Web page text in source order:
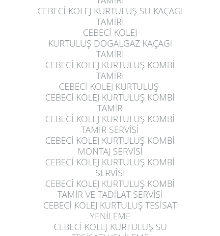
CEBECİ KOLEJ KURTULUŞ SU KAÇAGI
TAMİRİ
CEBECİ KOLEJ
KURTULUŞ DOGALGAZ KAÇAGI
TAMİRİ
CEBECİ KOLEJ KURTULUŞ KOMBİ
TAMİRİ
CEBECİ KOLEJ KURTULUŞ
CEBECİ KOLEJ KURTULUŞ KOMBİ
TAMİR
CEBECİ KOLEJ KURTULUŞ KOMBİ
TAMİR SERVİSİ
CEBECİ KOLEJ KURTULUŞ KOMBİ
MONTAJ SERVİSİ
CEBECİ KOLEJ KURTULUŞ KOMBİ
SERVİSİ
CEBECİ KOLEJ KURTULUŞ KOMBİ
TAMİR VE TADİLAT SERVİSİ
CEBECİ KOLEJ KURTULUŞ TESİSAT
YENİLEME
CEBECİ KOLEJ KURTULUŞ SU